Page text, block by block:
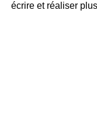
écrire et réaliser